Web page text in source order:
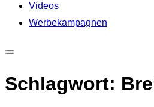
Videos
Werbekampagnen
&
Navigation
Schlagwort: